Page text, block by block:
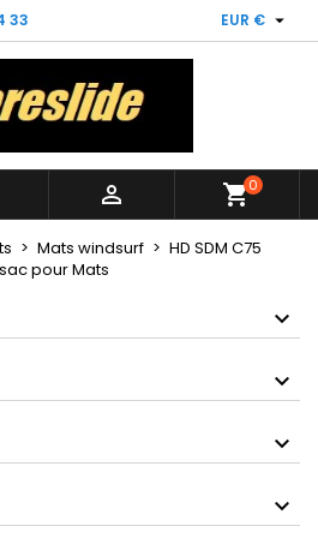
33 EUR € 
 shopping_cart0
Mats windsurf
HD SDM C75
pour Mats
×
d'envies ×
×
pour ajouter des produits
Annuler Connexion